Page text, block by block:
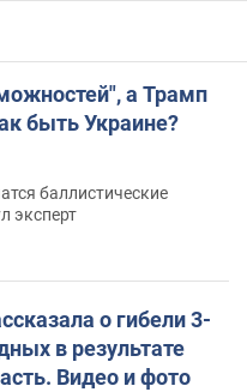
а Трамп
быть Украине?
баллистические
эксперт
о гибели 3-
в результате
Видео и фото